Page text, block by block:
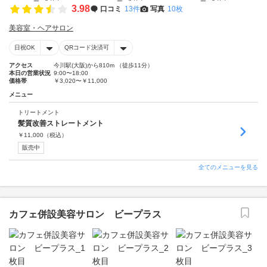
3.98 口コミ 13件 写真 10枚
美容室・ヘアサロン
日祝OK QRコード決済可
アクセス
今川駅(大阪)から810m （徒歩11分）
本日の営業状況 9:00〜18:00
価格帯
￥3,020〜￥11,000
メニュー
トリートメント
髪質改善ストレートメント
￥ 11,000 （税込）
販売中
全てのメニューを見る
カフェ併設美容サロン ビープラス